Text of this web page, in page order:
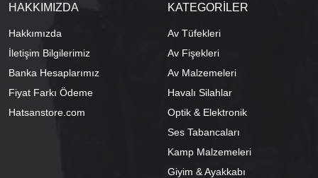
HAKKIMIZDA
Hakkımızda
İletişim Bilgilerimiz
Banka Hesaplarımız
Fiyat Farkı Ödeme
Hatsanstore.com
KATEGORİLER
Av Tüfekleri
Av Fişekleri
Av Malzemeleri
Havalı Silahlar
Optik & Elektronik
Ses Tabancaları
Kamp Malzemeleri
Giyim & Ayakkabı